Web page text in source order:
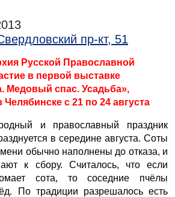
пр-кт, 51
Русской Православной
в первой выставке
Медовый спас. Усадьба»,
Челябинске с 21 по 24 августа
и православный праздник
в середине августа. Соты
обычно наполнены до отказа, и
к сбору. Считалось, что если
сота, то соседние пчёлы
По традиции разрешалось есть